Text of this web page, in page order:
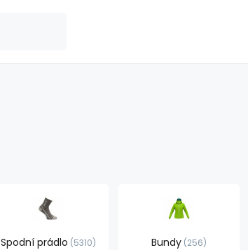
Spodní prádlo 5310 Bundy 256